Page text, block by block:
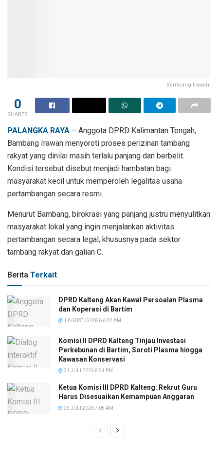
Bambang Irawan.
0
SHARES
PALANGKA RAYA – Anggota DPRD Kalimantan Tengah,
Bambang Irawan menyoroti proses perizinan tambang
rakyat yang dinilai masih terlalu panjang dan berbelit.
Kondisi tersebut disebut menjadi hambatan bagi
masyarakat kecil untuk memperoleh legalitas usaha
pertambangan secara resmi.
Menurut Bambang, birokrasi yang panjang justru menyulitkan
masyarakat lokal yang ingin menjalankan aktivitas
pertambangan secara legal, khususnya pada sektor
tambang rakyat dan galian C.
Berita Terkait
DPRD Kalteng Akan Kawal Persoalan Plasma
dan Koperasi di Bartim
1 AGUSTUS 2026 6:42 AM
Komisi II DPRD Kalteng Tinjau Investasi
Perkebunan di Bartim, Soroti Plasma hingga
Kawasan Konservasi
31 JULI 2026 8:24 PM
Ketua Komisi III DPRD Kalteng: Rekrut Guru
Harus Disesuaikan Kemampuan Anggaran
23 JULI 2026 7:05 AM